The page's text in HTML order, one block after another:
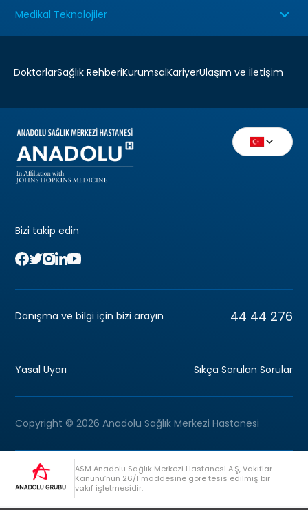
Medikal Teknolojiler
DoktorlarSağlık RehberiKurumsalKariyerUlaşım ve İletişim
Bizi takip edin
Danışma ve bilgi için bizi arayın 44 44 276
Yasal Uyarı Sıkça Sorulan Sorular
Copyright © 2026 Anadolu Sağlık Merkezi Hastanesi
ASM Anadolu Sağlık Merkezi Hastanesi A.Ş, Vakıflar
Kanunu’nun 26/1 maddesine göre tesis edilmiş bir
vakıf işletmesidir.